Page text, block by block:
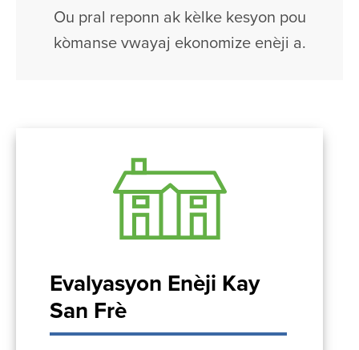
Ou pral reponn ak kèlke kesyon pou
kòmanse vwayaj ekonomize enèji a.
Evalyasyon Enèji Kay
San Frè